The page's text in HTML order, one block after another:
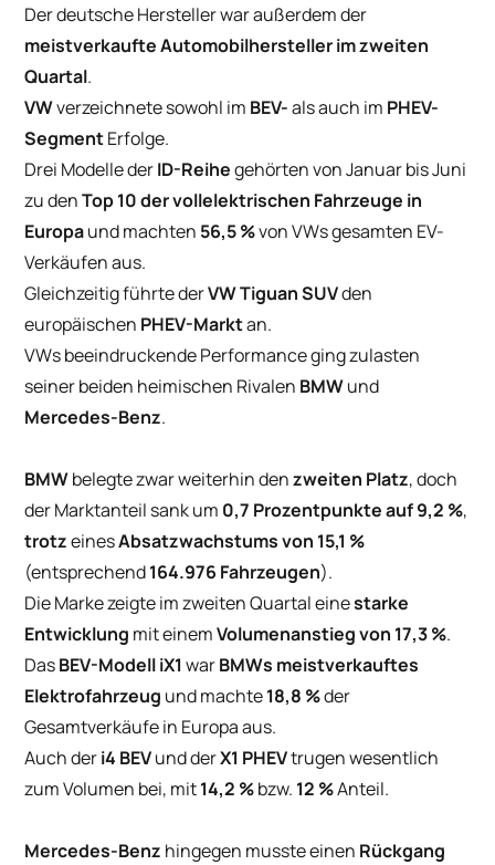
Der deutsche Hersteller war außerdem der
meistverkaufte Automobilhersteller im zweiten
Quartal.
VWverzeichnete sowohl im BEV-als auch im PHEV-
SegmentErfolge.
Drei Modelle derID-Reihegehörten von Januar bis Juni
zu denTop 10 der vollelektrischen Fahrzeuge in
Europaund machten 56,5 %von VWs gesamten EV-
Verkäufen aus.
Gleichzeitig führte derVW Tiguan SUVden
europäischen PHEV-Marktan.
VWs beeindruckende Performance ging zulasten
seiner beiden heimischen Rivalen BMWund
Mercedes-Benz.
BMWbelegte zwar weiterhin denzweiten Platz, doch
der Marktanteil sank um 0,7 Prozentpunkte auf 9,2 %,
trotzeinesAbsatzwachstums von 15,1 %
(entsprechend164.976 Fahrzeugen).
Die Marke zeigte im zweiten Quartal einestarke
Entwicklung mit einemVolumenanstieg von 17,3 %.
DasBEV-Modell iX1 warBMWs meistverkauftes
Elektrofahrzeug und machte18,8 %der
Gesamtverkäufe in Europa aus.
Auch deri4 BEVund derX1 PHEVtrugen wesentlich
zum Volumen bei, mit14,2 %bzw. 12 %Anteil.
Mercedes-Benz hingegen musste einen Rückgang